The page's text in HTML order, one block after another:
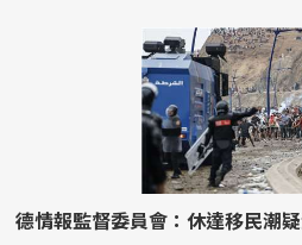
德情報監督委員會：休達移民潮